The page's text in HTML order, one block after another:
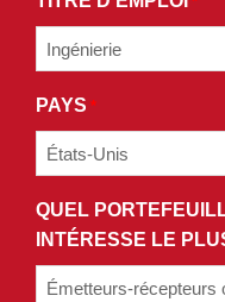
PAYS *
QUEL
INTÉRESSE LE
POLITIQUE
DE
CONFIDENTIALITÉ.